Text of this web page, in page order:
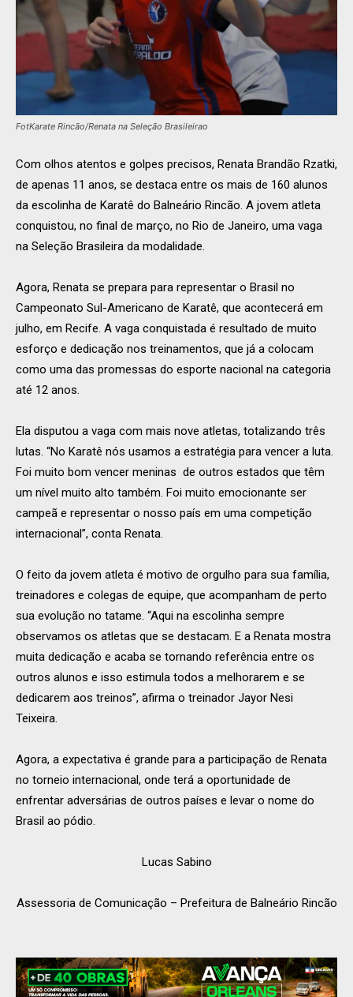
FotKarate Rincão/Renata na Seleção Brasileirao
Com olhos atentos e golpes precisos, Renata Brandão Rzatki,
de apenas 11 anos, se destaca entre os mais de 160 alunos
da escolinha de Karatê do Balneário Rincão. A jovem atleta
conquistou, no final de março, no Rio de Janeiro, uma vaga
na Seleção Brasileira da modalidade.
Agora, Renata se prepara para representar o Brasil no
Campeonato Sul-Americano de Karatê, que acontecerá em
julho, em Recife. A vaga conquistada é resultado de muito
esforço e dedicação nos treinamentos, que já a colocam
como uma das promessas do esporte nacional na categoria
até 12 anos.
Ela disputou a vaga com mais nove atletas, totalizando três
lutas. “No Karatê nós usamos a estratégia para vencer a luta.
Foi muito bom vencer meninas de outros estados que têm
um nível muito alto também. Foi muito emocionante ser
campeã e representar o nosso país em uma competição
internacional”, conta Renata.
O feito da jovem atleta é motivo de orgulho para sua família,
treinadores e colegas de equipe, que acompanham de perto
sua evolução no tatame. “Aqui na escolinha sempre
observamos os atletas que se destacam. E a Renata mostra
muita dedicação e acaba se tornando referência entre os
outros alunos e isso estimula todos a melhorarem e se
dedicarem aos treinos”, afirma o treinador Jayor Nesi
Teixeira.
Agora, a expectativa é grande para a participação de Renata
no torneio internacional, onde terá a oportunidade de
enfrentar adversárias de outros países e levar o nome do
Brasil ao pódio.
Lucas Sabino
Assessoria de Comunicação – Prefeitura de Balneário Rincão